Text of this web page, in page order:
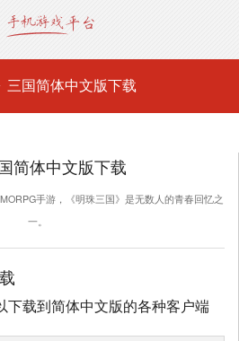
三国简体中文版下载
简体中文版下载
手游，《明珠三国》是无数人的青春回忆之
一。
下载到简体中文版的各种客户端